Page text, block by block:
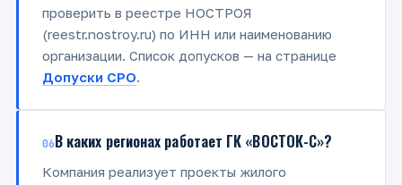
проверить в реестре НОСТРОЯ
(reestr.nostroy.ru) по ИНН или наименованию
организации. Список допусков — на странице
Допуски СРО.
06В каких регионах работает ГК «ВОСТОК-С»?
Компания реализует проекты жилого